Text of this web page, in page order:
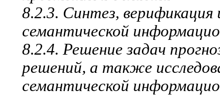
8.2.3. Синтез,
семантической
8.2.4. Решение задач
решений, а также
семантической